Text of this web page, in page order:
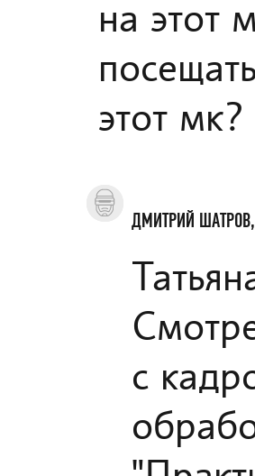
на этот
этот мк?
ДМИТРИЙ ШАТРОВ,
с